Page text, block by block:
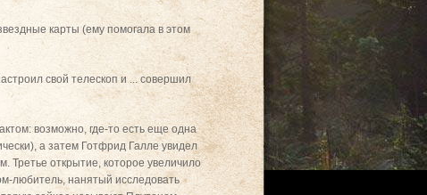
карты (ему помогала в этом
свой телескоп и ... совершил
возможно, где-то есть еще одна
а затем Готфрид Галле увидел
Третье открытие, которое увеличило
любитель, нанятый исследовать